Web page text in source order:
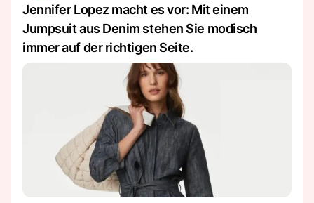
Jennifer Lopez macht es vor: Mit einem
Jumpsuit aus Denim stehen Sie modisch
immer auf der richtigen Seite.